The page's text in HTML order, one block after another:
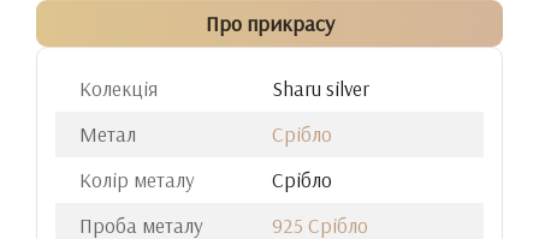
Про прикрасу
Колекція
Sharu silver
Метал
Срібло
Колір металу
Срібло
Проба металу
925 Срібло